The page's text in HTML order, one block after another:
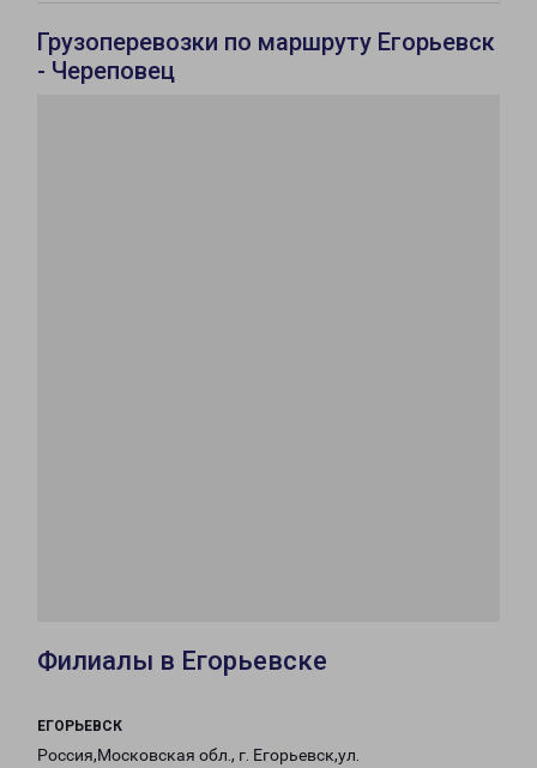
Грузоперевозки по маршруту Егорьевск
- Череповец
Филиалы в Егорьевске
ЕГОРЬЕВСК
Россия,Московская обл., г. Егорьевск,ул.